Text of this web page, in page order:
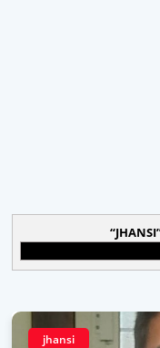
JHANSI
jhansi